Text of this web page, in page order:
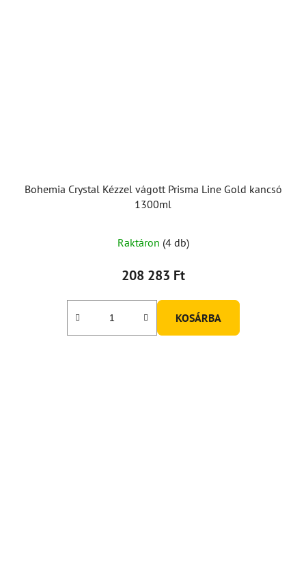
Bohemia Crystal Kézzel vágott Prisma Line Gold kancsó
1300ml
Raktáron (4 db)
208 283 Ft
KOSÁRBA